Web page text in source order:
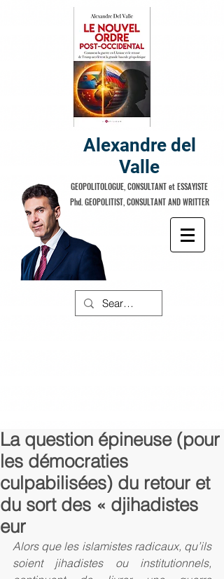
Alexandre del
Valle
GEOPOLITOLOGUE, CONSULTANT et ESSAYISTE
Phd. GEOPOLITIST, CONSULTANT AND WRITTER
La question épineuse (pour
les démocraties
culpabilisées) du retour et
du sort des « djihadistes
eur
Alors que les islamistes radicaux, qu’ils
soient jihadistes ou institutionnels,